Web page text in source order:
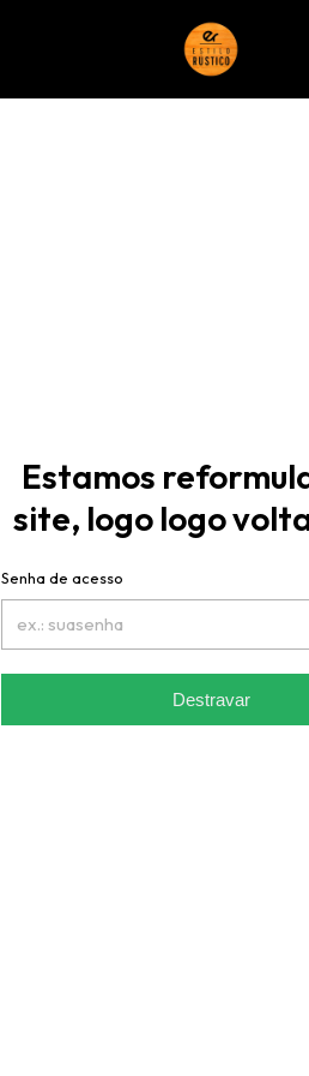
Estamos
site, logo logo
Senha de acesso
Destravar